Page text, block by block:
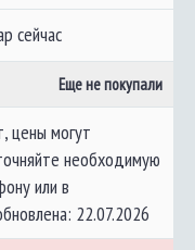
сейчас
Еще не покупали
цены могут
необходимую
или в
22.07.2026